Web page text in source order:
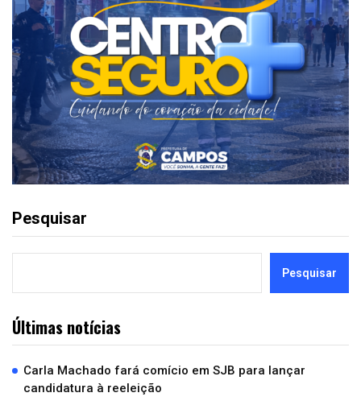
Pesquisar
Pesquisar
Últimas notícias
Carla Machado fará comício em SJB para lançar
candidatura à reeleição